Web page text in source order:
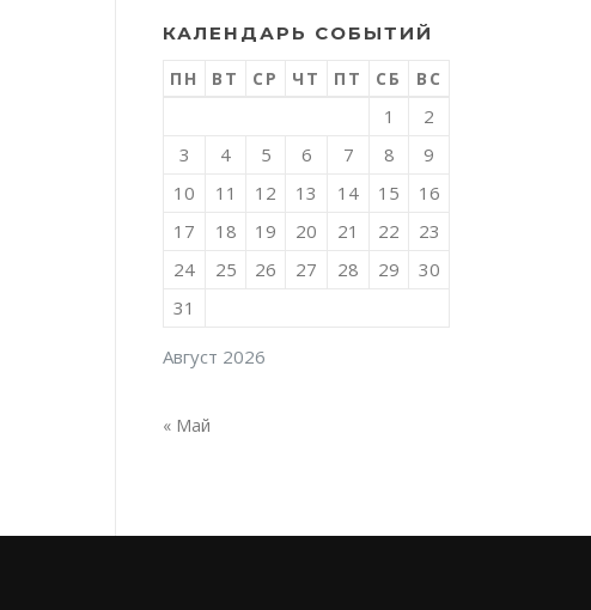
КАЛЕНДАРЬ СОБЫТИЙ
Август 2026
ПН ВТ СР ЧТ ПТ СБ ВС
1
2
3
4 5 6 7 8
9
10
11 12 13 14 15
16
17
18 19 20 21 22
23
24
25 26 27 28 29
30
31
« Май